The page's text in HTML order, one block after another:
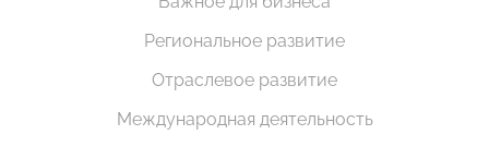
Региональное развитие
Отраслевое развитие
Международная деятельность